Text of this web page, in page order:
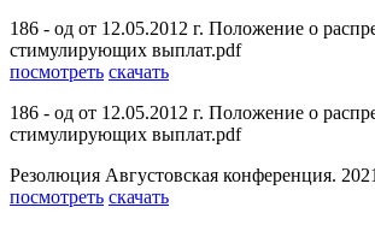
186 - од от 12.05.2012 г. Положение о
стимулирующих выплат.pdf
посмотреть скачать
186 - од от 12.05.2012 г. Положение о
стимулирующих выплат.pdf
Резолюция Августовская конференция.
посмотреть скачать